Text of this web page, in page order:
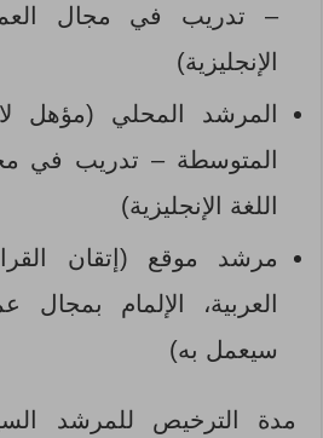
– تدريب في مجال
الإنجليزية)
المرشد المحلي (مؤهل
المتوسطة – تدريب في
اللغة الإنجليزية)
مرشد موقع (إتقان
العربية، الإلمام بمجال
سيعمل به)
مدة الترخيص للمرشد